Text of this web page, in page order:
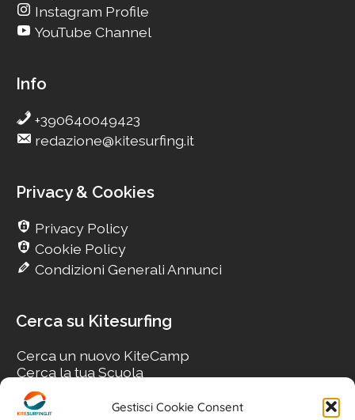
Gestisci Cookie Consent
Instagram Profile
YouTube Channel
Info
+390640049423
redazione@kitesurfing.it
Privacy & Cookies
Privacy Policy
Cookie Policy
Condizioni Generali Annunci
Cerca su Kitesurfing
Cerca un nuovo KiteCamp
Cerca la tua Scuola
Cerca il tuo KiteSpot
Cerca Accommodation